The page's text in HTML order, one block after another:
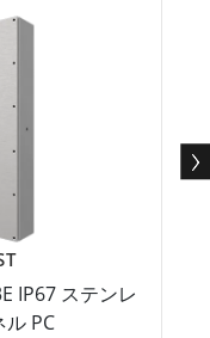
IP67 ステンレ
PC